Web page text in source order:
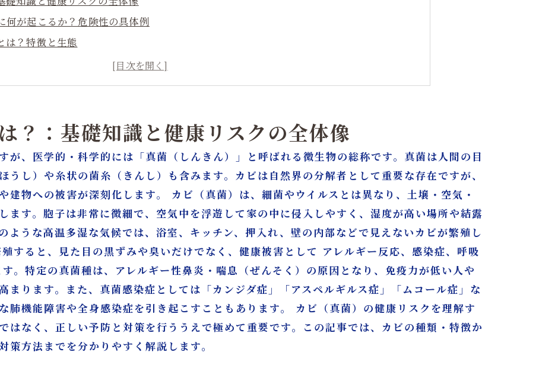
何が起こるか？危険性の具体例
は？特徴と生態
引き起こす健康被害とは
方と放置した際の身体の変化
市販除去との違い
重要性：含水率測定・真菌検査とは
傷めないカビ除去の技術
ワンストップ対応が重要な理由
括対応｜カビバスターズ大阪・カビ取リフォーム名古屋／東京【株式会社タイコウ建装】
？：基礎知識と健康リスクの全体像
が、医学的・科学的には「真菌（しんきん）」と呼ばれる微生物の総称です。真菌は人間の目
うし）や糸状の菌糸（きんし）も含みます。カビは自然界の分解者として重要な存在ですが、
建物への被害が深刻化します。 カビ（真菌）は、細菌やウイルスとは異なり、土壌・空気・
ます。胞子は非常に微細で、空気中を浮遊して家の中に侵入しやすく、湿度が高い場所や結露
ような高温多湿な気候では、浴室、キッチン、押入れ、壁の内部などで見えないカビが繁殖し
すると、見た目の黒ずみや臭いだけでなく、健康被害として アレルギー反応、感染症、呼吸
。特定の真菌種は、アレルギー性鼻炎・喘息（ぜんそく）の原因となり、免疫力が低い人や
まります。また、真菌感染症としては「カンジダ症」「アスペルギルス症」「ムコール症」な
肺機能障害や全身感染症を引き起こすこともあります。 カビ（真菌）の健康リスクを理解す
はなく、正しい予防と対策を行ううえで極めて重要です。この記事では、カビの種類・特徴か
策方法までを分かりやすく解説します。